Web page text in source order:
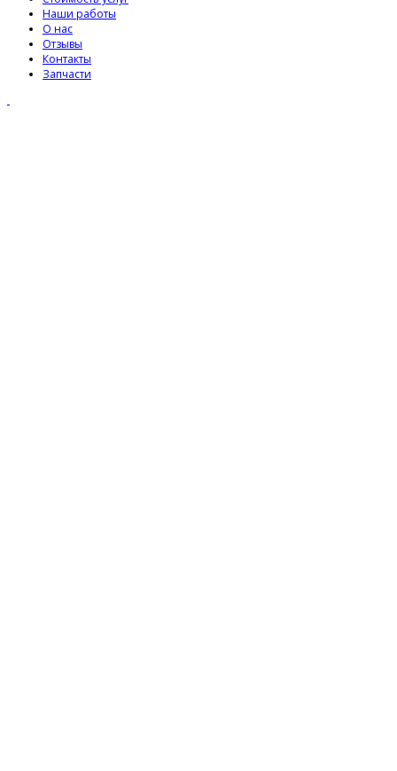
Наши работы
О нас
Отзывы
Контакты
Запчасти